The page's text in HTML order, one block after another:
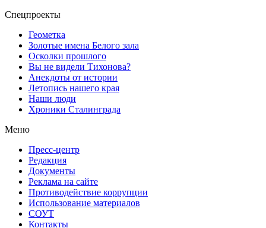
Спецпроекты
Геометка
Золотые имена Белого зала
Осколки прошлого
Вы не видели Тихонова?
Анекдоты от истории
Летопись нашего края
Наши люди
Хроники Сталинграда
Меню
Пресс-центр
Редакция
Документы
Реклама на сайте
Противодействие коррупции
Использование материалов
СОУТ
Контакты